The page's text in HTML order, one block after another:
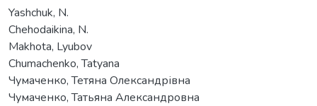
Yashchuk, N.
Chehodaikina, N.
Makhota, Lyubov
Chumachenko, Tatyana
Чумаченко, Тетяна Олександрівна
Чумаченко, Татьяна Александровна